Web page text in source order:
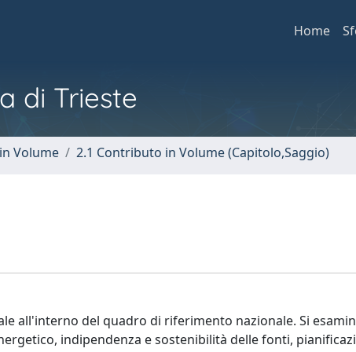
Home
di Trieste
Volume 2.1 Contributo in Volume (Capitolo,Saggio)
all'interno del quadro di riferimento nazionale. Si
indipendenza e sostenibilità delle fonti,